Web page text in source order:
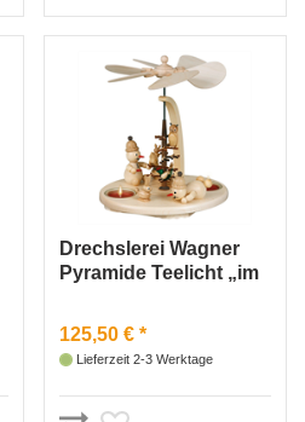
Drechslerei Wagner
Pyramide Teelicht „im
125,50 € *
Lieferzeit 2-3 Werktage